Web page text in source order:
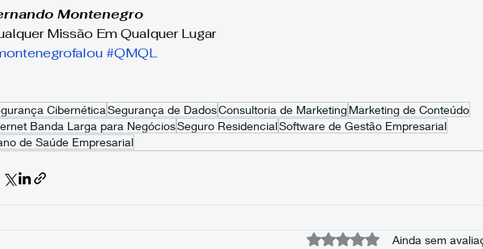
Montenegro
Missão Em Qualquer Lugar
#QMQL
CibernéticaSegurança de DadosConsultoria de MarketingMarketing de Conteúdo
Banda Larga para NegóciosSeguro ResidencialSoftware de Gestão Empresarial
de Saúde Empresarial
Avaliado com 0 de 5
Ainda sem